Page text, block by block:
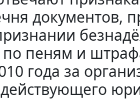
документов,
по пеням и
года за